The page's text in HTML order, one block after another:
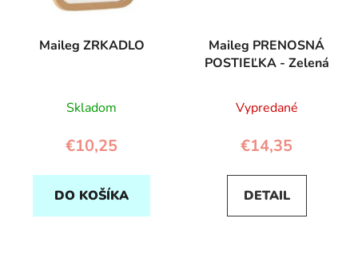
Maileg ZRKADLO
Skladom
€10,25
DO KOŠÍKA
Maileg PRENOSNÁ
POSTIEĽKA - Zelená
Vypredané
€14,35
DETAIL